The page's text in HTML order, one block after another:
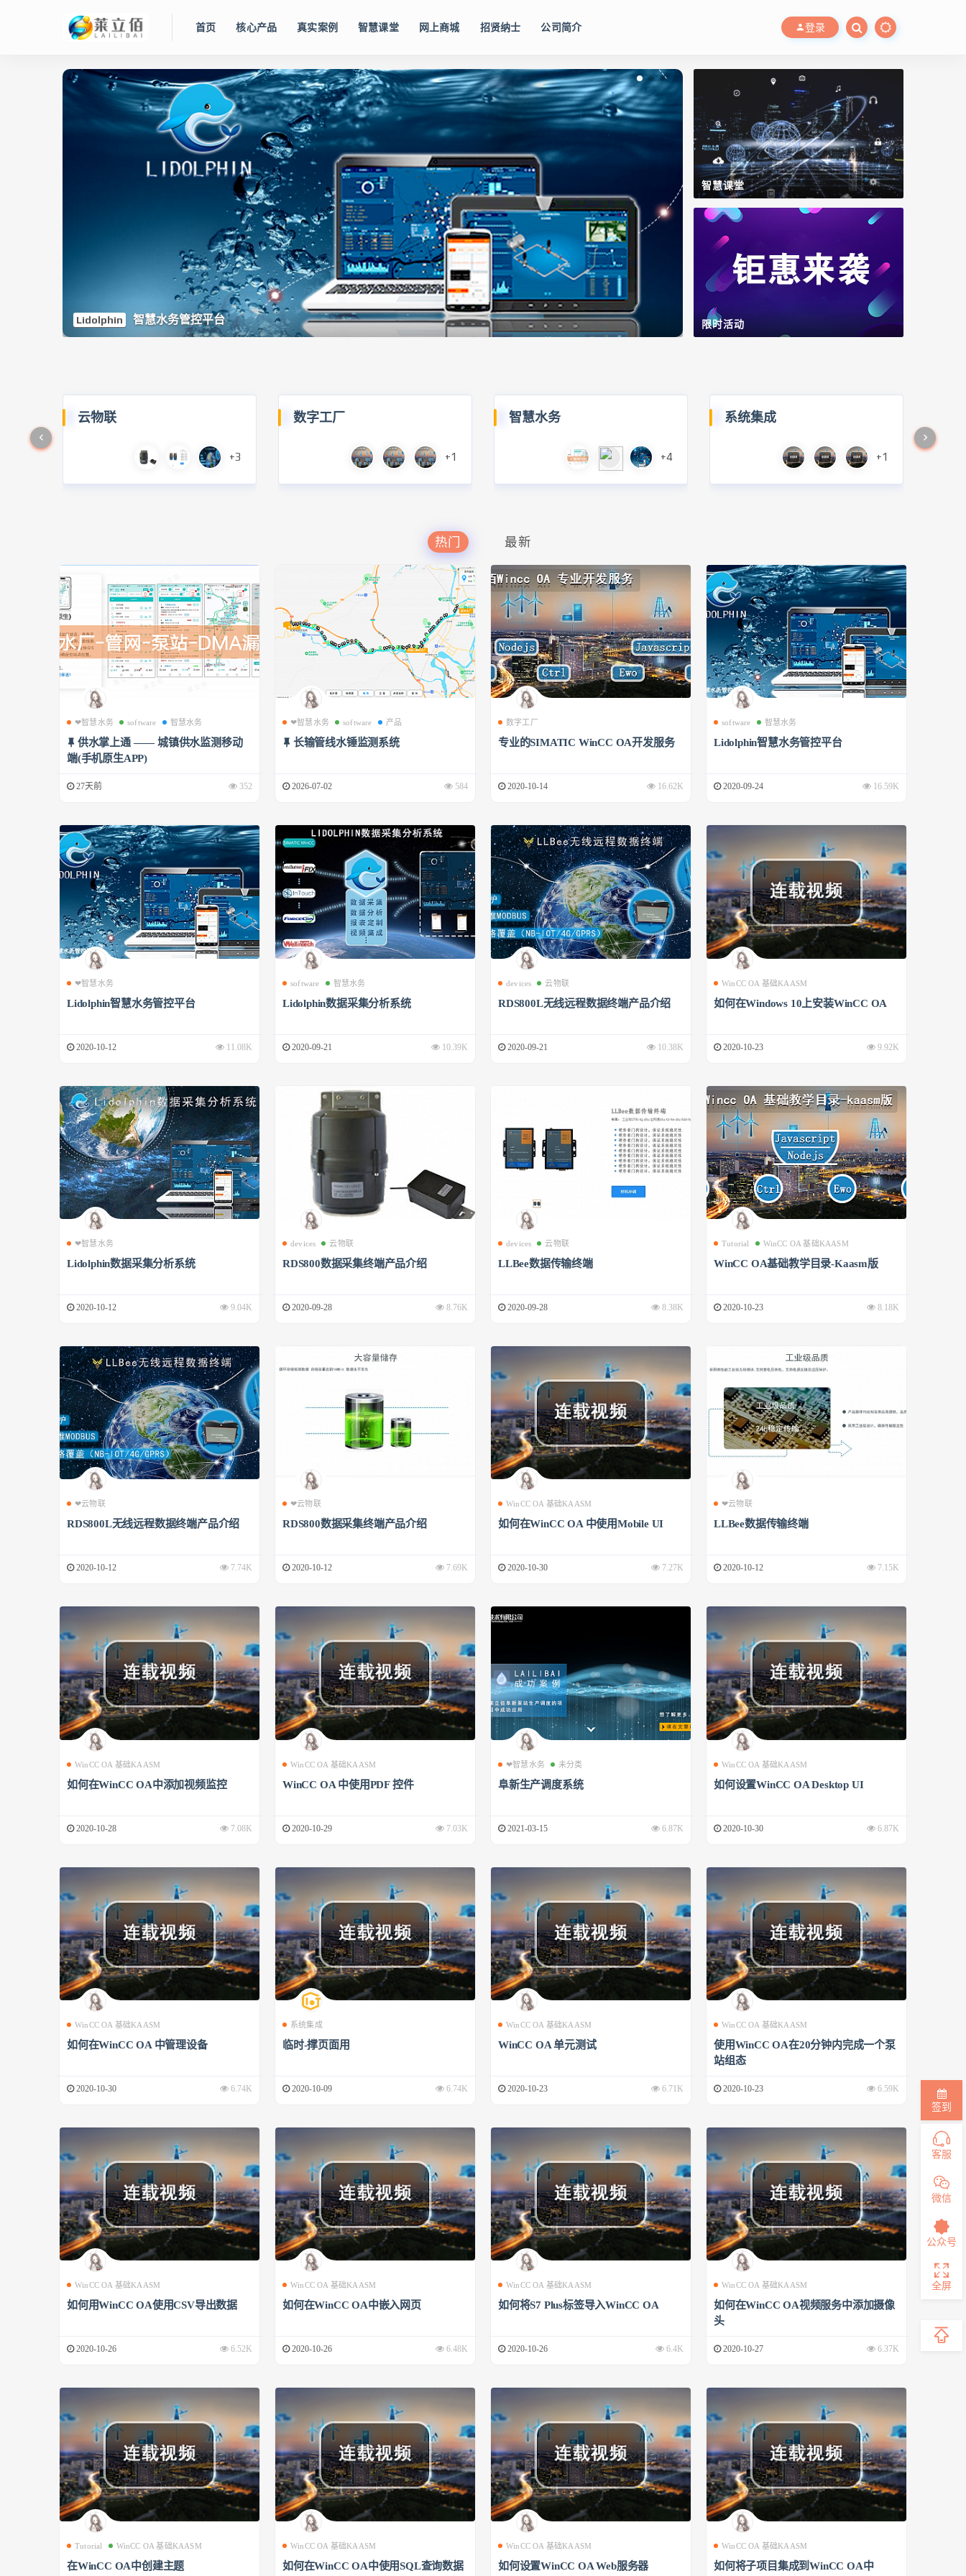
首页 核心产品 真实案例 智慧课堂 网上商城 招贤纳士 公司简介 登录
LLBee RDS800L 数字工厂
智慧课堂
限时活动
云物联
+3
数字工厂
+1
智慧水务
+4
系统集成
+1
热门 最新
❤智慧水务 software 智慧水务
供水掌上通 —— 城镇供水监测移动
端(手机原生APP)
27天前 352
❤智慧水务 software 产品
长输管线水锤监测系统
2026-07-02 584
数字工厂
专业的SIMATIC WinCC OA开发服务
2020-10-14 16.62K
software 智慧水务
Lidolphin智慧水务管控平台
2020-09-24 16.59K
❤智慧水务
Lidolphin智慧水务管控平台
2020-10-12 11.08K
software 智慧水务
Lidolphin数据采集分析系统
2020-09-21 10.39K
devices 云物联
RDS800L无线远程数据终端产品介绍
2020-09-21 10.38K
WinCC OA 基础KAASM
如何在Windows 10上安装WinCC OA
2020-10-23 9.92K
❤智慧水务
Lidolphin数据采集分析系统
2020-10-12 9.04K
devices 云物联
RDS800数据采集终端产品介绍
2020-09-28 8.76K
devices 云物联
LLBee数据传输终端
2020-09-28 8.38K
Tutorial WinCC OA 基础KAASM
WinCC OA基础教学目录-Kaasm版
2020-10-23 8.18K
❤云物联
RDS800L无线远程数据终端产品介绍
2020-10-12 7.74K
❤云物联
RDS800数据采集终端产品介绍
2020-10-12 7.69K
WinCC OA 基础KAASM
如何在WinCC OA 中使用Mobile UI
2020-10-30 7.27K
❤云物联
LLBee数据传输终端
2020-10-12 7.15K
WinCC OA 基础KAASM
如何在WinCC OA中添加视频监控
2020-10-28 7.08K
WinCC OA 基础KAASM
WinCC OA 中使用PDF 控件
2020-10-29 7.03K
❤智慧水务 未分类
阜新生产调度系统
2021-03-15 6.87K
WinCC OA 基础KAASM
如何设置WinCC OA Desktop UI
2020-10-30 6.87K
WinCC OA 基础KAASM
如何在WinCC OA 中管理设备
2020-10-30 6.74K
系统集成
临时-撑页面用
2020-10-09 6.74K
WinCC OA 基础KAASM
WinCC OA 单元测试
2020-10-23 6.71K
WinCC OA 基础KAASM
使用WinCC OA在20分钟内完成一个泵
站组态
2020-10-23 6.59K
WinCC OA 基础KAASM
如何用WinCC OA使用CSV导出数据
2020-10-26 6.52K
WinCC OA 基础KAASM
如何在WinCC OA中嵌入网页
2020-10-26 6.48K
WinCC OA 基础KAASM
如何将S7 Plus标签导入WinCC OA
2020-10-26 6.4K
WinCC OA 基础KAASM
如何在WinCC OA视频服务中添加摄像
头
2020-10-27 6.37K
Tutorial WinCC OA 基础KAASM
在WinCC OA中创建主题
WinCC OA 基础KAASM
如何在WinCC OA中使用SQL查询数据
WinCC OA 基础KAASM
如何设置WinCC OA Web服务器
WinCC OA 基础KAASM
如何将子项目集成到WinCC OA中
签到
客服
微信
公众号
全屏